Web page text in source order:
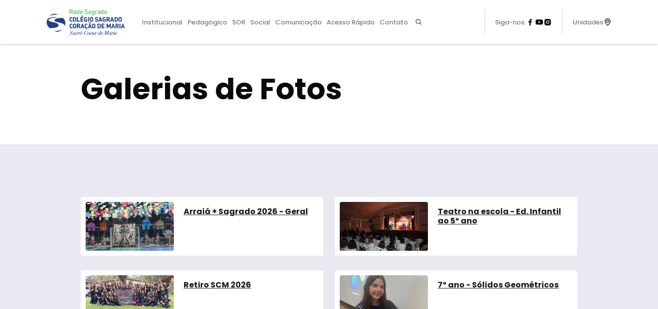
Institucional Pedagógico SOR Social Comunicação Acesso Rápido Contato Siga-nos: Unidades
Galerias de Fotos
Arraiá + Sagrado 2026 - Geral
Teatro na escola - Ed. Infantil
ao 5º ano
Retiro SCM 2026 7º ano - Sólidos Geométricos